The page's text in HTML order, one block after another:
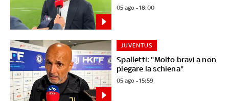
05 ago - 18:00
Spalletti: "Molto bravi a non
piegare la schiena"
JUVENTUS
05 ago - 15:59